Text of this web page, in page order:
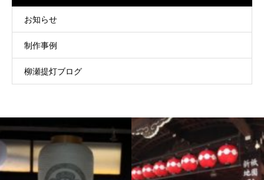
お知らせ
制作事例
柳瀬提灯ブログ